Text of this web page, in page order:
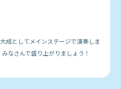
成としてメインステージで演奏しま
なさんで盛り上がりましょう！